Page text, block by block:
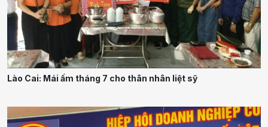
Lào Cai: Mái ấm tháng 7 cho thân nhân liệt sỹ